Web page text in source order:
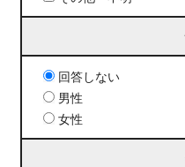
回答しない
男性
女性